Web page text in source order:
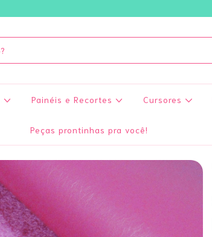
Painéis e Recortes Cursores
Peças prontinhas pra você!